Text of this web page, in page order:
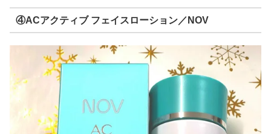
④ACアクティブ フェイスローション／NOV